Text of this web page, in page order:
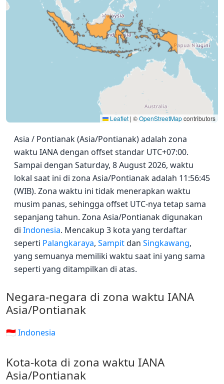
Leaflet | ©OpenStreetMapcontributors
Asia / Pontianak (Asia/Pontianak) adalah zona
waktu IANA dengan offset standar UTC+07:00.
Sampai dengan Saturday, 8 August 2026, waktu
lokal saat ini di zona Asia/Pontianak adalah 11:56:45
(WIB). Zona waktu ini tidak menerapkan waktu
musim panas, sehingga offset UTC-nya tetap sama
sepanjang tahun. Zona Asia/Pontianak digunakan
di Indonesia. Mencakup 3 kota yang terdaftar
seperti Palangkaraya, Sampitdan Singkawang,
yang semuanya memiliki waktu saat ini yang sama
seperti yang ditampilkan di atas.
Negara-negara di zona waktu IANA
Asia/Pontianak
🇮🇩 Indonesia
Kota-kota di zona waktu IANA
Asia/Pontianak